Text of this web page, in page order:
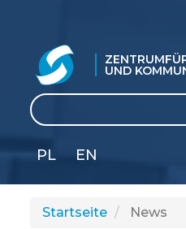
ZENTRUM
UND
Suche
PL
EN
Startseite News